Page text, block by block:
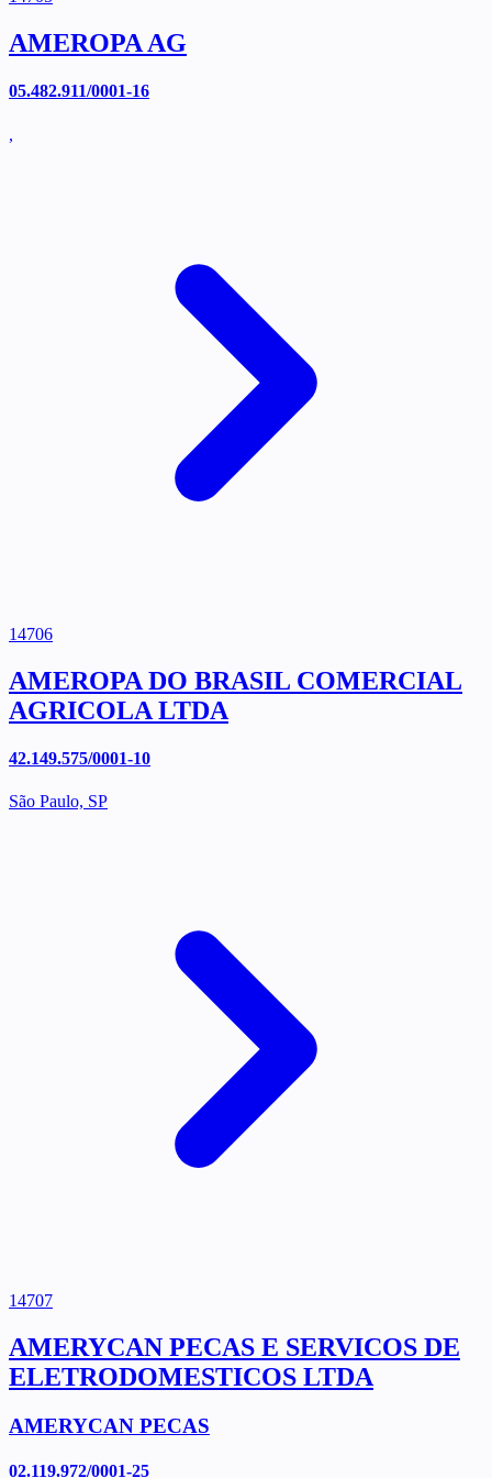
AMEROPA AG
05.482.911/0001-16
,
14706
AMEROPA DO BRASIL COMERCIAL
AGRICOLA LTDA
42.149.575/0001-10
São Paulo, SP
14707
AMERYCAN PECAS E SERVICOS DE
ELETRODOMESTICOS LTDA
AMERYCAN PECAS
02.119.972/0001-25